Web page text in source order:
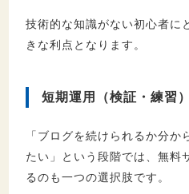
技術的な知識がない初心者に
きな利点となります。
短期運用（検証・練習
「ブログを続けられるか分
たい」という段階では、無料
るのも一つの選択肢です。